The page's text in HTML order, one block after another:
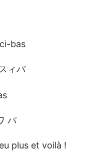
bas
ィバ
パ
plus et voilà !